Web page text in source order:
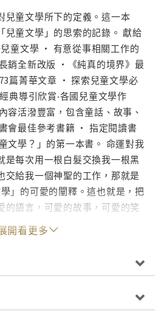
兒童文學所下的定義。這一本
兒童文學」的思索的記錄。 獻給
童文學 • 有意從事相關工作的
銷全新改版 •《純真的境界》最
篇菁華文章 • 探索兒童文學必
典導引欣賞‧各國兒童文學作
容活潑豐富，包含童話、故事、
最佳參考書籍 • 指定閱讀書
文學？」的第一本書。 命運對我
是每次用一根白髮交換我一根黑
交給我一個神聖的工作，那就是
」的可愛的闡釋。這也就是，把
的語言，可愛的故事，可愛的笑
義。 ──林良 「淺語的藝術」是
下的定義。「淺語」是指兒童聽
。文學創作是一種藝術。所
事文學創作，就是一種「淺語的
開看更多